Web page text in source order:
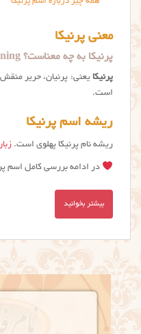
معنی پرنیکا
پرنیکا به چه معناست؟ Parnika Name Meaning
پرنیکا یعنی: پرنیان، حریر
است.
ریشه اسم پرنیکا
ریشه نام پرنیکا پهلوی است.
در ادامه بررسی کامل اسم
بیشتر بخوانید